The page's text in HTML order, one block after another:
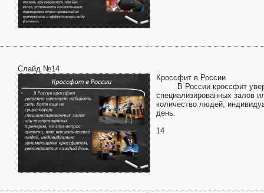
Слайд №14
Кроссфит в России
В России кроссфит
специализированных залов
количество людей,
день.
14